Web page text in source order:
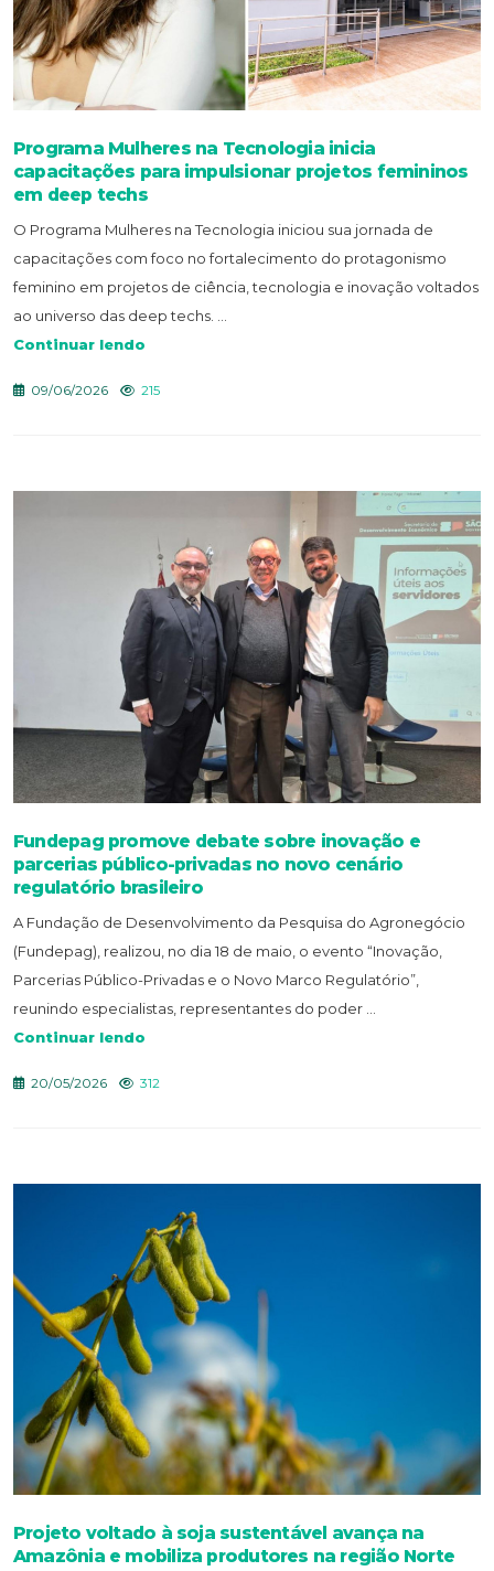
Programa Mulheres na Tecnologia inicia
capacitações para impulsionar projetos femininos
em deep techs
O Programa Mulheres na Tecnologia iniciou sua jornada de
capacitações com foco no fortalecimento do protagonismo
feminino em projetos de ciência, tecnologia e inovação voltados
ao universo das deep techs. ...
Continuar lendo
09/06/2026 215
Fundepag promove debate sobre inovação e
parcerias público-privadas no novo cenário
regulatório brasileiro
A Fundação de Desenvolvimento da Pesquisa do Agronegócio
(Fundepag), realizou, no dia 18 de maio, o evento “Inovação,
Parcerias Público-Privadas e o Novo Marco Regulatório”,
reunindo especialistas, representantes do poder ...
Continuar lendo
20/05/2026 312
Projeto voltado à soja sustentável avança na
Amazônia e mobiliza produtores na região Norte